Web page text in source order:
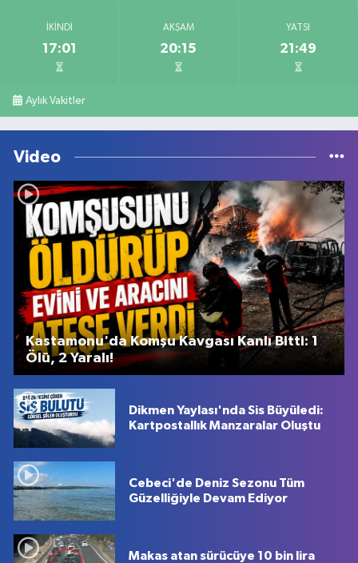
İKINDI
17:01
AKŞAM
20:15
YATSI
21:49
Aylık Vakitler
Video
Kastamonu'da Komşu Kavgası Kanlı Bitti: 1
Ölü, 2 Yaralı!
Dikmen Yaylası'nda Sis Büyüledi:
Kartpostallık Manzaralar Oluştu
Cebeci'de Deniz Sezonu Tüm
Güzelliğiyle Devam Ediyor
Makas atan sürücüye 10 bin lira